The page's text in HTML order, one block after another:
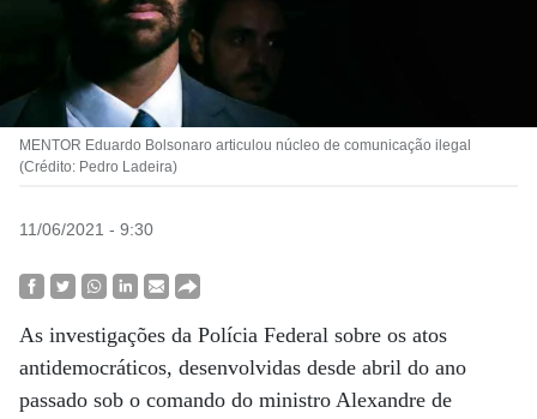
MENTOR Eduardo Bolsonaro articulou núcleo de comunicação ilegal
(Crédito: Pedro Ladeira)
11/06/2021 - 9:30
As investigações da Polícia Federal sobre os atos
antidemocráticos, desenvolvidas desde abril do ano
passado sob o comando do ministro Alexandre de